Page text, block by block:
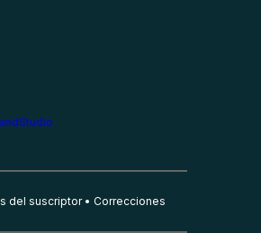
del suscriptor Correcciones